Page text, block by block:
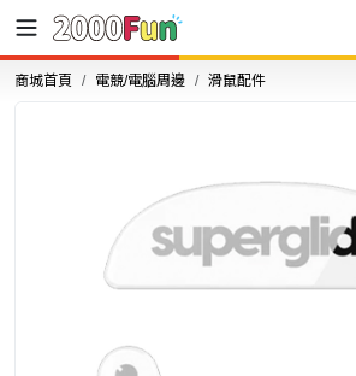
商城首頁 電競/電腦周邊 滑鼠配件